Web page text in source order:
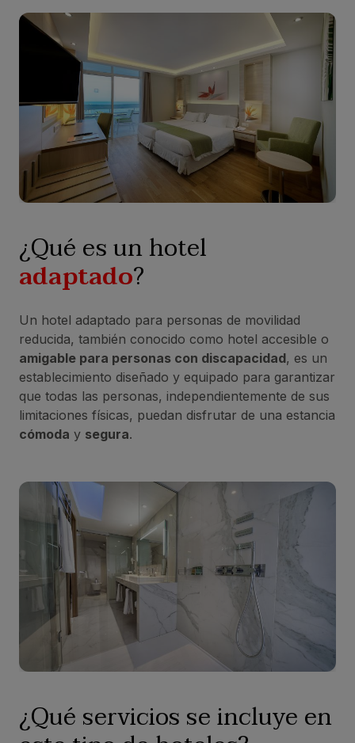
¿Qué es un hotel
adaptado?
Un hotel adaptado para personas de movilidad
reducida, también conocido como hotel accesible o
amigable para personas con discapacidad, es un
establecimiento diseñado y equipado para garantizar
que todas las personas, independientemente de sus
limitaciones físicas, puedan disfrutar de una estancia
cómoda y segura.
¿Qué servicios se incluye en